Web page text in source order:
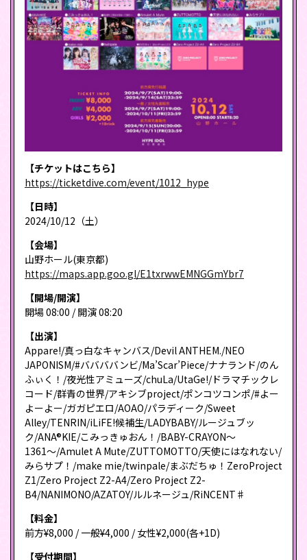
【チケットはこちら】
https://ticketdive.com/event/1012_hype
【日時】
2024/10/12（土）
【会場】
山野ホール(東京都)
https://maps.app.goo.gl/E1txrwwEMNGGmYbr7
【開場/開演】
開場 08:00 / 開演 08:20
【出演】
Appare!/真っ白なキャンバス/Devil ANTHEM./NEO
JAPONISM/#ババババンビ/Ma’Scar’Piece/ナナランド/のん
ふぃく！/夜光性アミューズ/chuLa/UtaGe!/ドラマチックレ
コード/群青の世界/アキシブproject/ポンコツコンポ/#よー
よーよー/ガガピエロ/AOAO/パラディーク/Sweet
Alley/TENRIN/iLiFE!候補生/LADYBABY/ルージュブッ
ク/ANA®KIE/こみっきゅおん！/BABY-CRAYON〜
1361〜/Amulet A Mute/ZUTTOMOTTO/天使にはなれない/
みらサプ！/make mie/twinpale/まぶだちゅ！ZeroProject
Z1/Zero Project Z2-A4/Zero Project Z2-
B4/NANIMONO/AZATOY/ルルネージュ/RiNCENT♯
【料金】
前方¥8,000 / 一般¥4,000 / 女性¥2,000(各+1D)
【受付期間】